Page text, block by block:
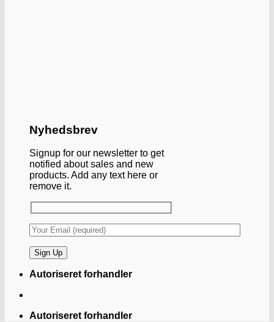
Nyhedsbrev
Signup for our newsletter to get
notified about sales and new
products. Add any text here or
remove it.
Autoriseret forhandler
Autoriseret forhandler